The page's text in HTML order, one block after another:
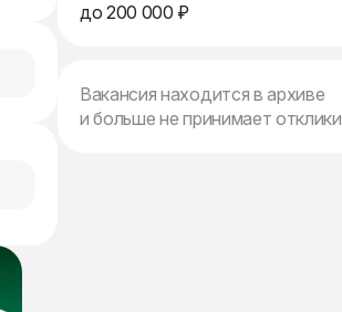
до 200 000 ₽
Вакансия находится в архиве
и больше не принимает отклики